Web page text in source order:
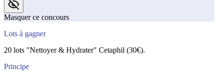
Masquer ce concours
Lots à gagner
20 lots "Nettoyer & Hydrater" Cetaphil (30€).
Principe